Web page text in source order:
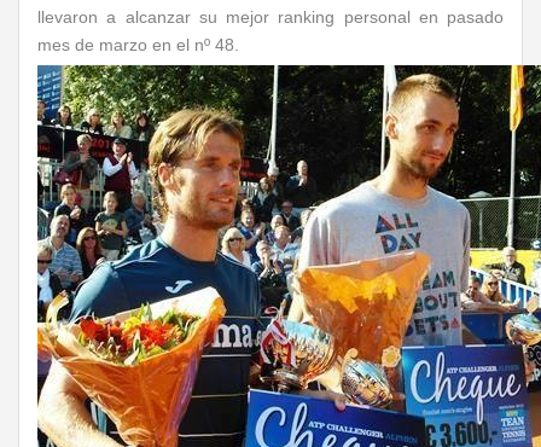
llevaron a alcanzar su mejor ranking personal en pasado
mes de marzo en el nº 48.